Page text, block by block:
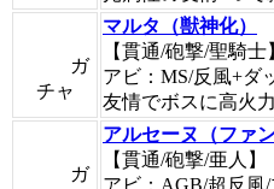
ガ
チャ
マルタ（獣神化）
【貫通/砲撃/聖騎士
アビ：MS/反風+ダ
友情でボスに高火
ガ
アルセーヌ（ファ
【貫通/砲撃/亜人】